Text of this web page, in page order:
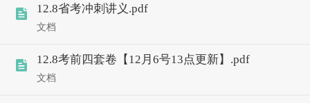
12.8省考冲刺讲义.pdf
文档
12.8考前四套卷【12月6号13点更新】.pdf
文档